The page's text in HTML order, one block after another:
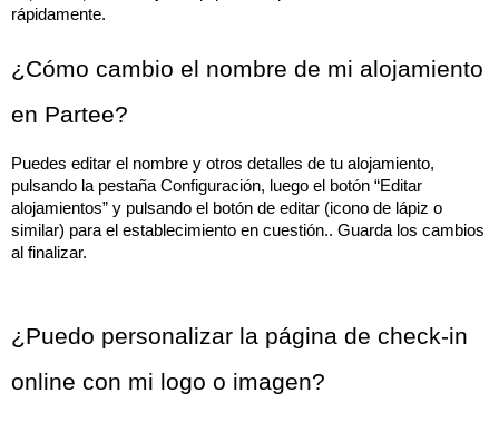
rápidamente.
¿Cómo cambio el nombre de mi alojamiento
en Partee?
Puedes editar el nombre y otros detalles de tu alojamiento,
pulsando la pestaña Configuración, luego el botón “Editar
alojamientos” y pulsando el botón de editar (icono de lápiz o
similar) para el establecimiento en cuestión.. Guarda los cambios
al finalizar.
¿Puedo personalizar la página de check-in
online con mi logo o imagen?